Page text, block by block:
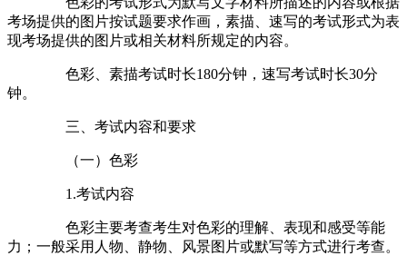
考场提供的图片按试题要求作画，素描、速写的考试形式为表
现考场提供的图片或相关材料所规定的内容。
色彩、素描考试时长180分钟，速写考试时长30分
钟。
三、考试内容和要求
（一）色彩
1.考试内容
色彩主要考查考生对色彩的理解、表现和感受等能
力；一般采用人物、静物、风景图片或默写等方式进行考查。